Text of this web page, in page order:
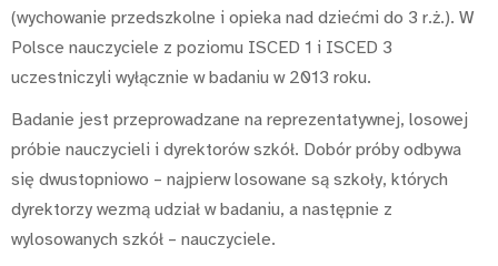
(wychowanie przedszkolne i opieka nad dziećmi do 3 r.ż.). W
Polsce nauczyciele z poziomu ISCED 1 i ISCED 3
uczestniczyli wyłącznie w badaniu w 2013 roku.
Badanie jest przeprowadzane na reprezentatywnej, losowej
próbie nauczycieli i dyrektorów szkół. Dobór próby odbywa
się dwustopniowo – najpierw losowane są szkoły, których
dyrektorzy wezmą udział w badaniu, a następnie z
wylosowanych szkół – nauczyciele.